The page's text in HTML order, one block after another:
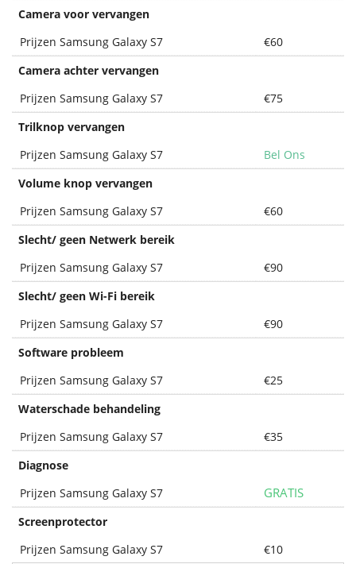
Camera voor vervangen
Prijzen Samsung Galaxy S7
€60
Camera achter vervangen
Prijzen Samsung Galaxy S7
€75
Trilknop vervangen
Prijzen Samsung Galaxy S7
Bel Ons
Volume knop vervangen
Prijzen Samsung Galaxy S7
€60
Slecht/ geen Netwerk bereik
Prijzen Samsung Galaxy S7
€90
Slecht/ geen Wi-Fi bereik
Prijzen Samsung Galaxy S7
€90
Software probleem
Prijzen Samsung Galaxy S7
€25
Waterschade behandeling
Prijzen Samsung Galaxy S7
€35
Diagnose
Prijzen Samsung Galaxy S7
GRATIS
Screenprotector
Prijzen Samsung Galaxy S7
€10